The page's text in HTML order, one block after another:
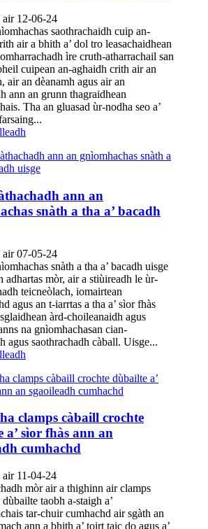
air 12-06-24
saothrachaidh cuip an-
air a bhith a’ dol tro leasachaidhean
ìre cruth-atharrachail san
cuipean an-aghaidh crith air an
air an dèanamh agus air an
ann an grunn thagraidhean
Tha an gluasad ùr-nodha seo a’
ann an
snàth a tha a’ bacadh
air 07-05-24
snàth a tha a’ bacadh uisge
adhartas mòr, air a stiùireadh le ùr-
teicneòlach, iomairtean
agus an t-iarrtas a tha a’ sìor fhàs
àrd-choileanaidh agus
na gnìomhachasan cian-
agus saothrachadh càball. Uisge...
clamps càbaill crochte
a’ sìor fhàs ann an
cumhachd
air 11-04-24
mòr air a thighinn air clamps
taobh a-staigh a’
tar-chuir cumhachd air sgàth an
ann a bhith a’ toirt taic do agus a’